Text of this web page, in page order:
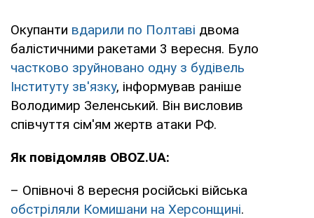
Окупанти вдарили по Полтаві двома
балістичними ракетами 3 вересня. Було
частково зруйновано одну з будівель
Інституту зв'язку, інформував раніше
Володимир Зеленський. Він висловив
співчуття сім'ям жертв атаки РФ.
Як повідомляв OBOZ.UA:
– Опівночі 8 вересня російські війська
обстріляли Комишани на Херсонщині.